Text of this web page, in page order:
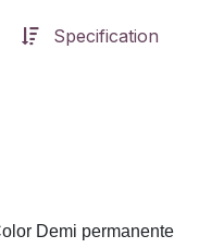
Specification
Demi permanente